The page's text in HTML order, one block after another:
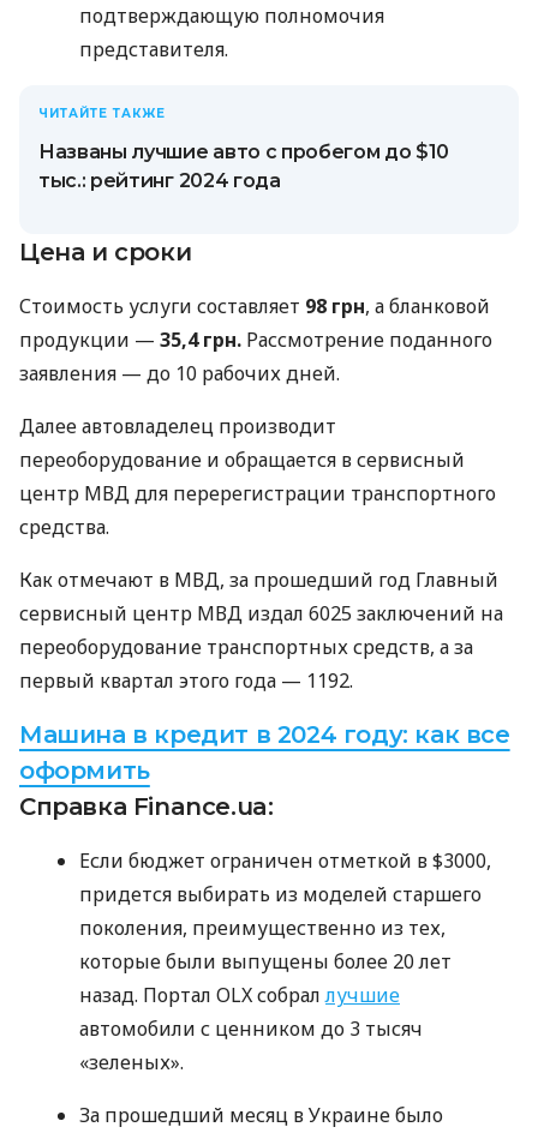
подтверждающую полномочия
представителя.
ЧИТАЙТЕ ТАКЖЕ
Названы лучшие авто с пробегом до $10
тыс.: рейтинг 2024 года
Цена и сроки
Стоимость услуги составляет 98 грн, а бланковой
продукции — 35,4 грн. Рассмотрение поданного
заявления — до 10 рабочих дней.
Далее автовладелец производит
переоборудование и обращается в сервисный
центр МВД для перерегистрации транспортного
средства.
Как отмечают в МВД, за прошедший год Главный
сервисный центр МВД издал 6025 заключений на
переоборудование транспортных средств, а за
первый квартал этого года — 1192.
Машина в кредит в 2024 году: как все
оформить
Справка Finance.ua:
Если бюджет ограничен отметкой в ​​$3000,
придется выбирать из моделей старшего
поколения, преимущественно из тех,
которые были выпущены более 20 лет
назад. Портал OLX собраллучшие
автомобили с ценником до 3 тысяч
«зеленых».
За прошедший месяц в Украине было